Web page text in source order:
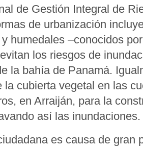
de Gestión Integral de
de urbanización
humedales –conocidos
los riesgos de
la bahía de Panamá.
la cubierta vegetal en las
en Arraiján, para la
así las inundaciones.
es causa de gran